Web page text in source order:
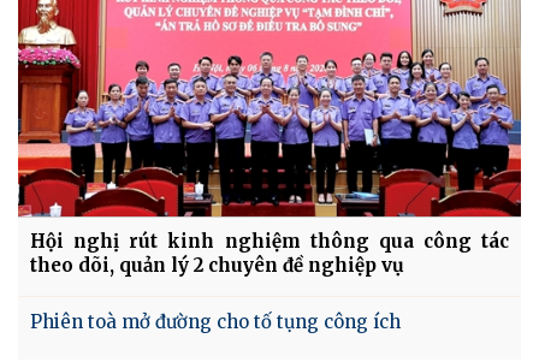
Hội nghị rút kinh nghiệm thông qua công tác
theo dõi, quản lý 2 chuyên đề nghiệp vụ
Phiên toà mở đường cho tố tụng công ích